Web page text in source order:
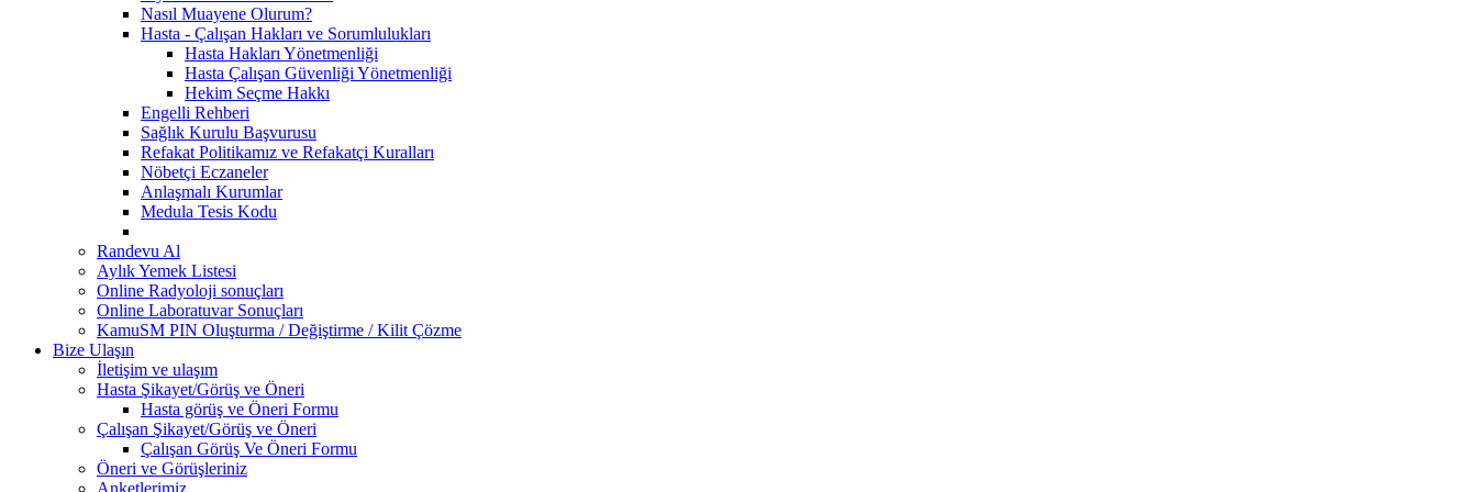
Nasıl Muayene Olurum?
Hasta - Çalışan Hakları ve Sorumlulukları
Hasta Hakları Yönetmenliği
Hasta Çalışan Güvenliği Yönetmenliği
Hekim Seçme Hakkı
Engelli Rehberi
Sağlık Kurulu Başvurusu
Refakat Politikamız ve Refakatçi Kuralları
Nöbetçi Eczaneler
Anlaşmalı Kurumlar
Medula Tesis Kodu
Randevu Al
Aylık Yemek Listesi
Online Radyoloji sonuçları
Online Laboratuvar Sonuçları
KamuSM PIN Oluşturma / Değiştirme / Kilit Çözme
Bize Ulaşın
İletişim ve ulaşım
Hasta Şikayet/Görüş ve Öneri
Hasta görüş ve Öneri Formu
Çalışan Şikayet/Görüş ve Öneri
Çalışan Görüş Ve Öneri Formu
Öneri ve Görüşleriniz
Anketlerimiz